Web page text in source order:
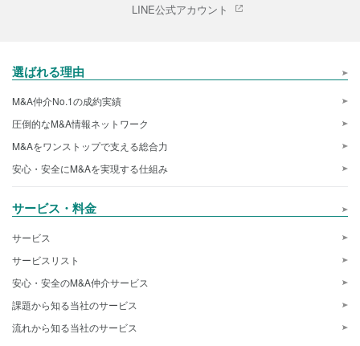
LINE公式アカウント
選ばれる理由
M&A仲介No.1の成約実績
圧倒的なM&A情報ネットワーク
M&Aをワンストップで支える総合力
安心・安全にM&Aを実現する仕組み
サービス・料金
サービス
サービスリスト
安心・安全のM&A仲介サービス
課題から知る当社のサービス
流れから知る当社のサービス